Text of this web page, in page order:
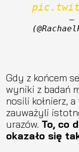
—
Gdy z końcem
wyniki z badań
nosili kołnierz,
zauważyli
urazów. To, co
okazało się